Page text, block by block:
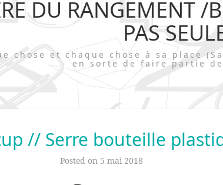
DU RANGEMENT
PAS
chose et chaque chose à sa
en sorte de faire partie
// Serre bouteille
Posted on 5 mai 2018